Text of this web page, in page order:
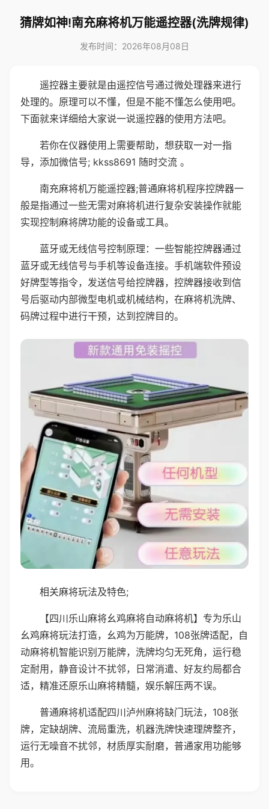
猜牌如神!南充麻将机万能遥控器(洗牌规律)
发布时间：2026年08月08日
遥控器主要就是由遥控信号通过微处理器来进行
处理的。原理可以不懂，但是不能不懂怎么使用吧。
下面就来详细给大家说一说遥控器的使用方法吧。
若你在仪器使用上需要帮助，想获取一对一指
导，添加微信号; kkss8691 随时交流 。
南充麻将机万能遥控器;普通麻将机程序控牌器一
般是指通过一些无需对麻将机进行复杂安装操作就能
实现控制麻将牌功能的设备或工具。
蓝牙或无线信号控制原理：一些智能控牌器通过
蓝牙或无线信号与手机等设备连接。手机端软件预设
好牌型等指令，发送信号给控牌器，控牌器接收到信
号后驱动内部微型电机或机械结构，在麻将机洗牌、
码牌过程中进行干预，达到控牌目的。
相关麻将玩法及特色;
【四川乐山麻将幺鸡麻将自动麻将机】专为乐山
幺鸡麻将玩法打造，幺鸡为万能牌，108张牌适配，自
动麻将机智能识别万能牌，洗牌均匀无死角，运行稳
定耐用，静音设计不扰邻，日常消遣、好友约局都合
适，精准还原乐山麻将精髓，娱乐解压两不误。
普通麻将机适配四川泸州麻将缺门玩法，108张
牌，定缺胡牌、流局重洗，机器洗牌快速理牌整齐，
运行无噪音不扰邻，材质厚实耐磨，普通家用功能够
用。